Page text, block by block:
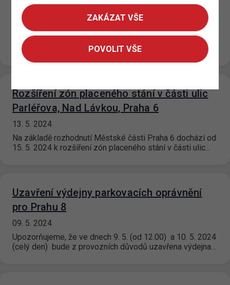
29. 5. 2024
V souvislosti s postupným sjednocováním podmínek
pronájmů parkovacích stání v objektech vlastněných
hlavním městem Prahou a provozovaných Technickou
správou komunikací…
Rozšíření zón placeného stání v části ulic
Parléřova, Nad Lávkou, Praha 6
13. 5. 2024
Na základě rozhodnutí Městské části Praha 6 dochází od
15. 5. 2024 k rozšíření zón placeného stání v části ulic…
Uzavření výdejny parkovacích oprávnění
pro Prahu 8
09. 5. 2024
Upozorňujeme, že ve dnech 9. 5. (od 12.00) a 10. 5. 2024
(celý den) bude z provozních důvodů uzavřena výdejna…
ZAKÁZAT VŠE
POVOLIT VŠE